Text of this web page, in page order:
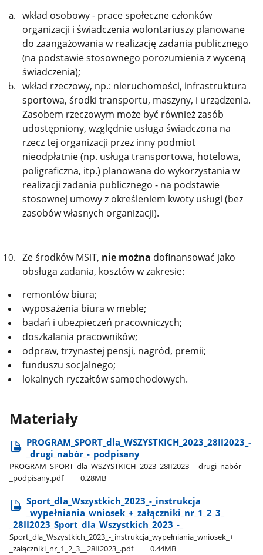
wkład osobowy - prace społeczne członków
organizacji i świadczenia wolontariuszy planowane
do zaangażowania w realizację zadania publicznego
(na podstawie stosownego porozumienia z wyceną
świadczenia);
wkład rzeczowy, np.: nieruchomości, infrastruktura
sportowa, środki transportu, maszyny, i urządzenia.
Zasobem rzeczowym może być również zasób
udostępniony, względnie usługa świadczona na
rzecz tej organizacji przez inny podmiot
nieodpłatnie (np. usługa transportowa, hotelowa,
poligraficzna, itp.) planowana do wykorzystania w
realizacji zadania publicznego - na podstawie
stosownej umowy z określeniem kwoty usługi (bez
zasobów własnych organizacji).
Ze środków MSiT, nie można dofinansować jako
obsługa zadania, kosztów w zakresie:
remontów biura;
wyposażenia biura w meble;
badań i ubezpieczeń pracowniczych;
doszkalania pracowników;
odpraw, trzynastej pensji, nagród, premii;
funduszu socjalnego;
lokalnych ryczałtów samochodowych.
Materiały
PROGRAM​_SPORT​_dla​_WSZYSTKICH​_2023​_28II2023​_-​
_drugi​_nabór​_-​_podpisany
PROGRAM​_SPORT​_dla​_WSZYSTKICH​_2023​_28II2023​_-​_drugi​_nabór​_-​
_podpisany.pdf
0.28MB
Sport​_dla​_Wszystkich​_2023​_-​_instrukcja​
_wypełniania​_wniosek​_+​_załączniki​_nr​_1​_2​_3​_​
_28II2023​_Sport​_dla​_Wszystkich​_2023​_-​_
Sport​_dla​_Wszystkich​_2023​_-​_instrukcja​_wypełniania​_wniosek​_+​
_załączniki​_nr​_1​_2​_3​_​_28II2023​_.pdf
0.44MB